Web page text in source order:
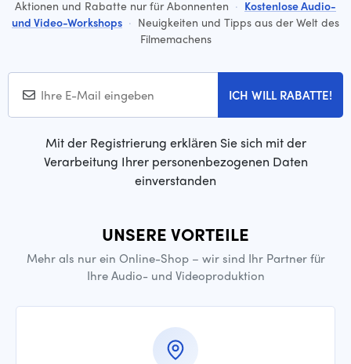
Aktionen und Rabatte nur für Abonnenten · Kostenlose Audio-
und Video-Workshops · Neuigkeiten und Tipps aus der Welt des
Filmemachens
ICH WILL RABATTE!
Mit der Registrierung erklären Sie sich mit der
Verarbeitung Ihrer personenbezogenen Daten
einverstanden
UNSERE VORTEILE
Mehr als nur ein Online-Shop – wir sind Ihr Partner für
Ihre Audio- und Videoproduktion